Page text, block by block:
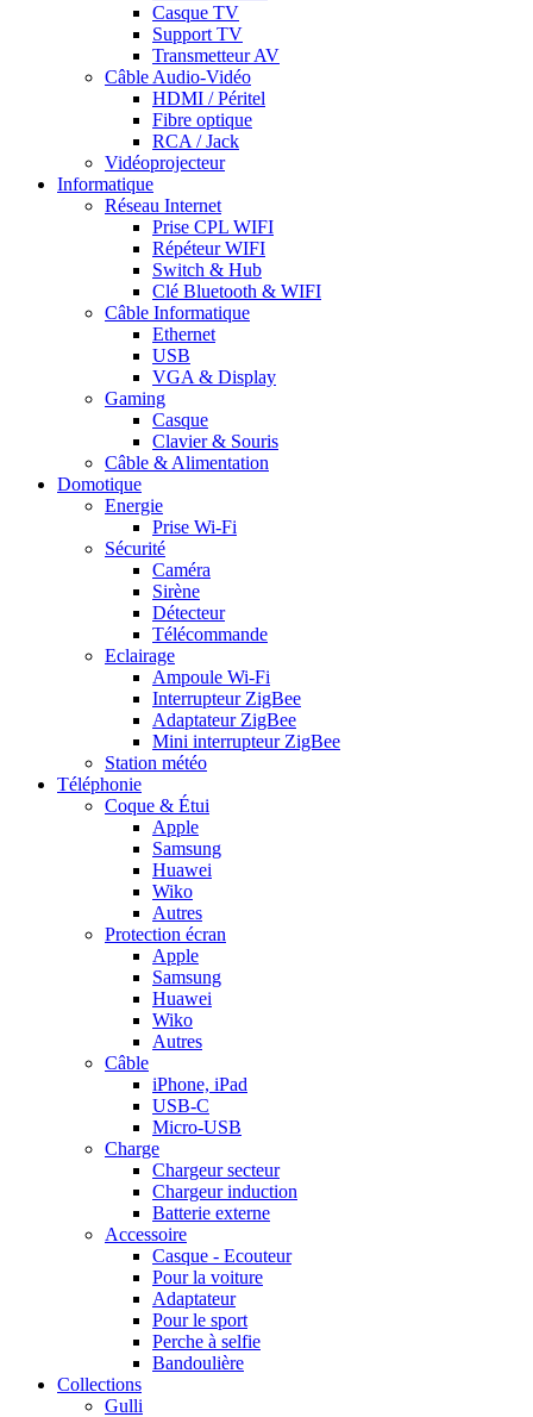
Casque TV
Support TV
Transmetteur AV
Câble Audio-Vidéo
HDMI / Péritel
Fibre optique
RCA / Jack
Vidéoprojecteur
Informatique
Réseau Internet
Prise CPL WIFI
Répéteur WIFI
Switch & Hub
Clé Bluetooth & WIFI
Câble Informatique
Ethernet
USB
VGA & Display
Gaming
Casque
Clavier & Souris
Câble & Alimentation
Domotique
Energie
Prise Wi-Fi
Sécurité
Caméra
Sirène
Détecteur
Télécommande
Eclairage
Ampoule Wi-Fi
Interrupteur ZigBee
Adaptateur ZigBee
Mini interrupteur ZigBee
Station météo
Téléphonie
Coque & Étui
Apple
Samsung
Huawei
Wiko
Autres
Protection écran
Apple
Samsung
Huawei
Wiko
Autres
Câble
iPhone, iPad
USB-C
Micro-USB
Charge
Chargeur secteur
Chargeur induction
Batterie externe
Accessoire
Casque - Ecouteur
Pour la voiture
Adaptateur
Pour le sport
Perche à selfie
Bandoulière
Collections
Gulli